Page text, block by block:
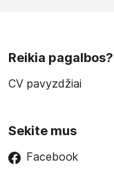
Reikia pagalbos?
CV pavyzdžiai
Sekite mus
Facebook